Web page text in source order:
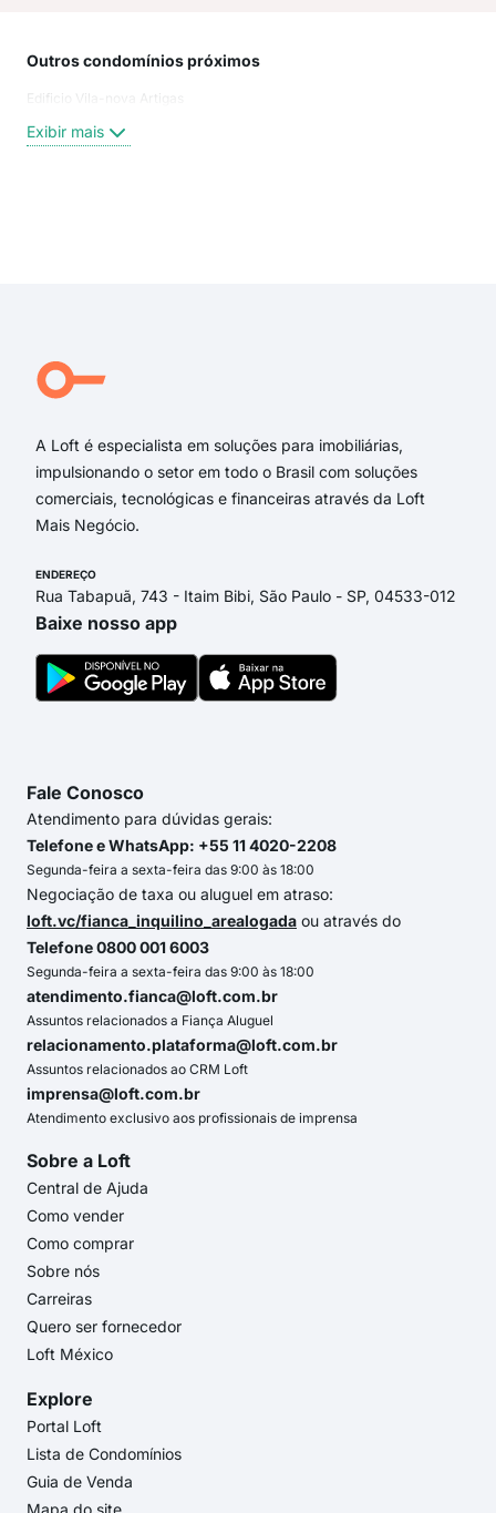
Outros condomínios próximos
Edificio Vila-nova Artigas
Exibir mais
A Loft é especialista em soluções para imobiliárias,
impulsionando o setor em todo o Brasil com soluções
comerciais, tecnológicas e financeiras através da Loft
Mais Negócio.
ENDEREÇO
Rua Tabapuã, 743 - Itaim Bibi, São Paulo - SP, 04533-012
Baixe nosso app
Fale Conosco
Atendimento para dúvidas gerais:
Telefone e WhatsApp: +55 11 4020-2208
Segunda-feira a sexta-feira das 9:00 às 18:00
Negociação de taxa ou aluguel em atraso:
loft.vc/fianca_inquilino_arealogada ou através do
Telefone 0800 001 6003
Segunda-feira a sexta-feira das 9:00 às 18:00
atendimento.fianca@loft.com.br
Assuntos relacionados a Fiança Aluguel
relacionamento.plataforma@loft.com.br
Assuntos relacionados ao CRM Loft
imprensa@loft.com.br
Atendimento exclusivo aos profissionais de imprensa
Sobre a Loft
Central de Ajuda
Como vender
Como comprar
Sobre nós
Carreiras
Quero ser fornecedor
Loft México
Explore
Portal Loft
Lista de Condomínios
Guia de Venda
Mapa do site